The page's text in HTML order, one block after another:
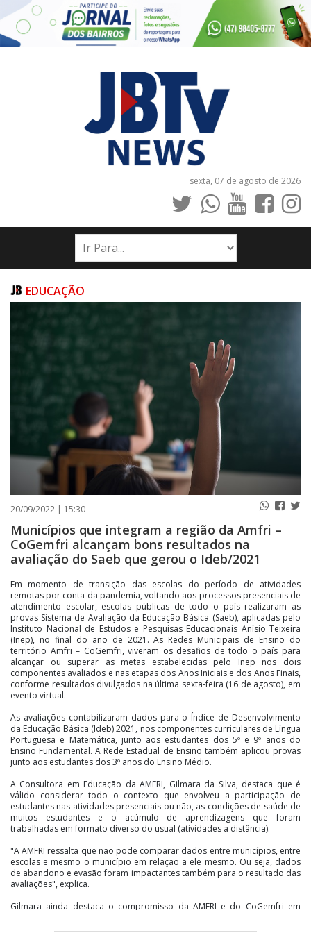
sexta, 07 de agosto de 2026
INÍCIO
NOTÍCIAS
PUBLICAÇÕES LEGAIS
CONTATO
EDUCAÇÃO
20/09/2022 | 15:30
Municípios que integram a região da Amfri –
CoGemfri alcançam bons resultados na
avaliação do Saeb que gerou o Ideb/2021
Em momento de transição das escolas do período de atividades
remotas por conta da pandemia, voltando aos processos presenciais de
atendimento escolar, escolas públicas de todo o país realizaram as
provas Sistema de Avaliação da Educação Básica (Saeb), aplicadas pelo
Instituto Nacional de Estudos e Pesquisas Educacionais Anísio Teixeira
(Inep), no final do ano de 2021. As Redes Municipais de Ensino do
território Amfri – CoGemfri, viveram os desafios de todo o país para
alcançar ou superar as metas estabelecidas pelo Inep nos dois
componentes avaliados e nas etapas dos Anos Iniciais e dos Anos Finais,
conforme resultados divulgados na última sexta-feira (16 de agosto), em
evento virtual.
As avaliações contabilizaram dados para o Índice de Desenvolvimento
da Educação Básica (Ideb) 2021, nos componentes curriculares de Língua
Portuguesa e Matemática, junto aos estudantes dos 5º e 9º anos do
Ensino Fundamental. A Rede Estadual de Ensino também aplicou provas
junto aos estudantes dos 3º anos do Ensino Médio.
A Consultora em Educação da AMFRI, Gilmara da Silva, destaca que é
válido considerar todo o contexto que envolveu a participação de
estudantes nas atividades presenciais ou não, as condições de saúde de
muitos estudantes e o acúmulo de aprendizagens que foram
trabalhadas em formato diverso do usual (atividades a distância).
"A AMFRI ressalta que não pode comparar dados entre municípios, entre
escolas e mesmo o município em relação a ele mesmo. Ou seja, dados
de abandono e evasão foram impactantes também para o resultado das
avaliações", explica.
Gilmara ainda destaca o compromisso da AMFRI e do CoGemfri em
viabilização de ações territoriais colaborativas e intersetoriais.